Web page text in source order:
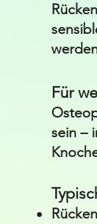
Für
sein –